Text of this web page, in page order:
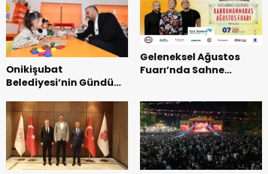
Onikişubat
Belediyesi’nin Gündüz
dönemin ön kayıtları
başladı.
Geleneksel Ağustos
Fuarı’nda Sahne